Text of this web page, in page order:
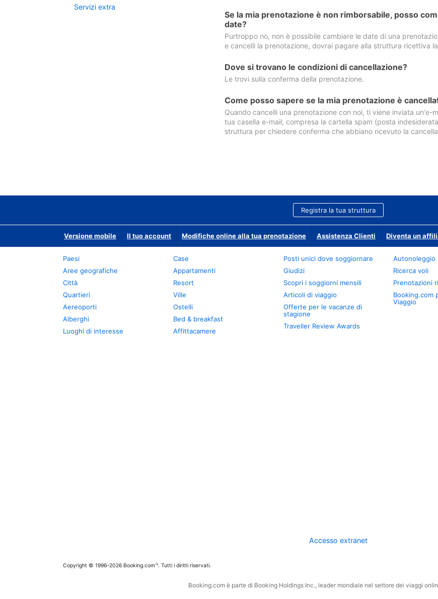
Servizi extra
Se la mia prenotazione è non rimborsabile, posso
date?
Purtroppo no, non è possibile cambiare le date di una
e cancelli la prenotazione, dovrai pagare alla struttura ricettiva
Dove si trovano le condizioni di cancellazione?
Le trovi sulla conferma della prenotazione.
Come posso sapere se la mia prenotazione è
Quando cancelli una prenotazione con noi, ti viene inviata un'e-
tua casella e-mail, compresa la cartella spam (posta
struttura per chiedere conferma che abbiano ricevuto la
Registra la tua struttura
Versione mobile Il tuo account Modifiche online alla tua prenotazione Assistenza Clienti Diventa un
Paesi
Aree geografiche
Città
Quartieri
Aereoporti
Alberghi
Luoghi di interesse
Case
Appartamenti
Resort
Ville
Ostelli
Bed & breakfast
Affittacamere
Posti unici dove soggiornare
Giudizi
Scopri i soggiorni mensili
Articoli di viaggio
Offerte per le vacanze di
stagione
Traveller Review Awards
Autonoleggio
Ricerca voli
Prenotazioni
Booking.com
Viaggio
Accesso extranet
Copyright © 1996–2026 Booking.com™. Tutti i diritti riservati.
Booking.com è parte di Booking Holdings Inc., leader mondiale nel settore dei viaggi